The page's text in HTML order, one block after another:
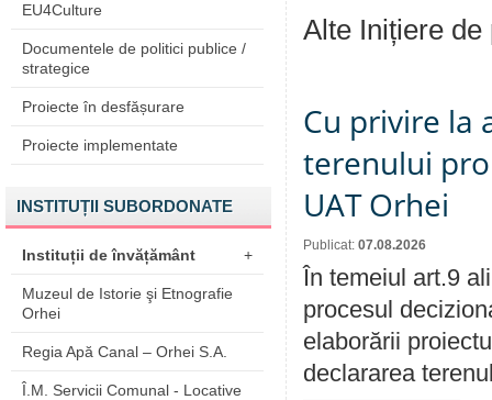
EU4Culture
Documentele de politici publice /
strategice
Proiecte în desfășurare
Proiecte implementate
INSTITUȚII SUBORDONATE
Instituții de învățământ +
Muzeul de Istorie şi Etnografie
Orhei
Regia Apă Canal – Orhei S.A.
Î.M. Servicii Comunal - Locative
Alte Inițiere de
Cu privire la
terenului
UAT Orhei
Publicat: 07.08.2026
În temeiul art.9
procesul
elaborării
declararea